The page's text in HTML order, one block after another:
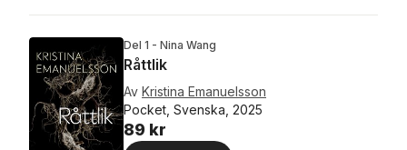
Del 1 - Nina Wang
Råttlik
Av Kristina Emanuelsson
Pocket, Svenska, 2025
89 kr